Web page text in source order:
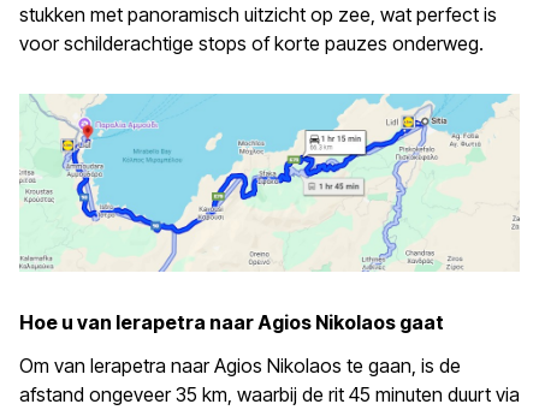
stukken met panoramisch uitzicht op zee, wat perfect is
voor schilderachtige stops of korte pauzes onderweg.
Hoe u van Ierapetra naar Agios Nikolaos gaat
Om van Ierapetra naar Agios Nikolaos te gaan, is de
afstand ongeveer 35 km, waarbij de rit 45 minuten duurt via